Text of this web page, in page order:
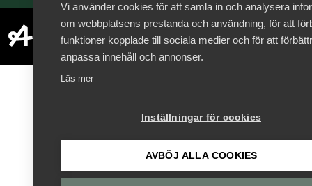
Vi använder cookies för att samla in och analysera
om webbplatsens prestanda och användning, för att
funktioner kopplade till sociala medier och för att
anpassa innehåll och annonser.
Läs mer
Inställningar för cookies
AVBÖJ ALLA COOKIES